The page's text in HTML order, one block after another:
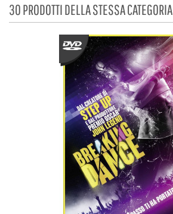
30 PRODOTTI DELLA STESSA CATEGORIA